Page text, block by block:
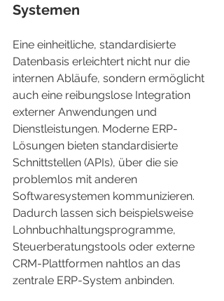
Systemen
Eine einheitliche, standardisierte
Datenbasis erleichtert nicht nur die
internen Abläufe, sondern ermöglicht
auch eine reibungslose Integration
externer Anwendungen und
Dienstleistungen. Moderne ERP-
Lösungen bieten standardisierte
Schnittstellen (APIs), über die sie
problemlos mit anderen
Softwaresystemen kommunizieren.
Dadurch lassen sich beispielsweise
Lohnbuchhaltungsprogramme,
Steuerberatungstools oder externe
CRM-Plattformen nahtlos an das
zentrale ERP-System anbinden.